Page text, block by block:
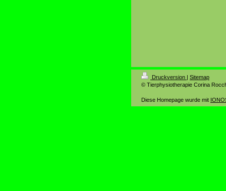
Druckversion | Sitemap
© Tierphysiotherapie Corina
Diese Homepage wurde mit